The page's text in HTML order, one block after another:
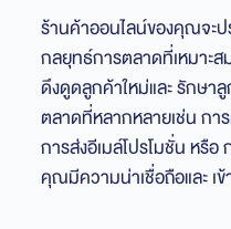
ร้านค้าออนไลน์ของคุณจะ
กลยุทธ์การตลาดที่เหมาะส
ดึงดูดลูกค้าใหม่และ รักษา
ตลาดที่หลากหลายเช่น กา
การส่งอีเมล์โปรโมชั่น หรือ
คุณมีความน่าเชื่อถือและ เ